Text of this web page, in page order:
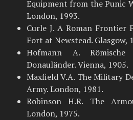
Equipment from the Punic
London, 1993.
Curle J. A Roman Frontier
Fort at Newstead. Glasgow,
Hofmann A. Römische
Donauländer. Vienna, 1905.
Maxfield V.A. The Military
Army. London, 1981.
Robinson H.R. The
London, 1975.